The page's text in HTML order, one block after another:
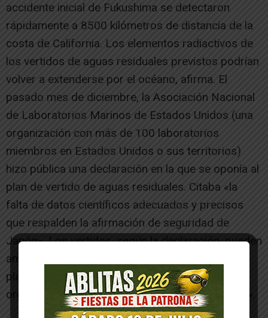
accidente inicial de Fukushima se detectaron
rápidamente a 8500 kilómetros de distancia de la
costa de California. Los elementos radiactivos de
los vertidos de aguas residuales previstos podrían
volver a extenderse por el océano, afirma. El
pasado mes de diciembre, la Asociación Nacional
de Laboratorios Marinos de Estados Unidos (una
organización con más de 100 laboratorios
miembros en Estados Unidos o sus territorios)
hizo pública una declaración en la que se oponía al
plan de vertido de aguas residuales. Citaba «la
falta de datos científicos adecuados y precisos
que respalden la afirmación de seguridad de
Japón». Los vertidos, según la declaración, pueden
amenazar la «mayor masa de agua continua del
planeta, que contiene la mayor biomasa de
organismos, incluido el 70% de la pesca mundial».